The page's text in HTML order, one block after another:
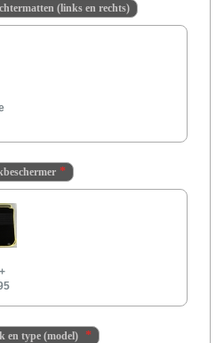
(links en rechts)
+
en type (model)